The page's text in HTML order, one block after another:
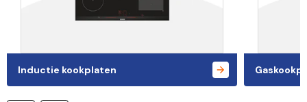
Inductie kookplaten